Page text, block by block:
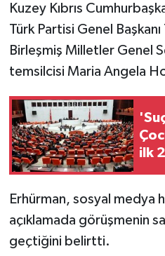
Kuzey Kıbrıs
Türk Partisi Genel
Birleşmiş Milletler Genel
temsilcisi Maria Angela
ilk
Erhürman, sosyal medya
açıklamada görüşmenin
geçtiğini belirtti.